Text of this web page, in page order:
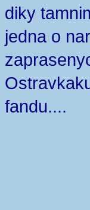
diky
jedna o
fandu....